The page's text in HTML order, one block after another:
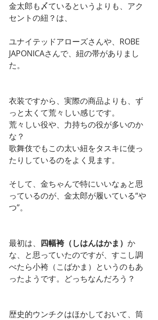
金太郎も〆ているというよりも、アク
セントの紐？は、
ユナイテッドアローズさんや、ROBE
JAPONICAさんで、紐の帯がありまし
た。
衣装ですから、実際の商品よりも、ず
っと太くて荒々しい感じです。
荒々しい役や、力持ちの役が多いのか
な？
歌舞伎でもこの太い紐をタスキに使っ
たりしているのをよく見ます。
そして、金ちゃんで特にいいなぁと思
っているのが、金太郎が履いている“や
つ”。
最初は、 四幅袴（しはんはかま） か
な、と思っていたのですが、すこし調
べたら小袴（こばかま）というのもあ
ったようです。どっちなんだろう？
歴史的ウンチクはほかしておいて、筒